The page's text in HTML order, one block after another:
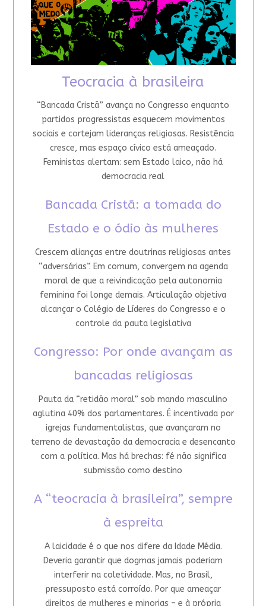
Teocracia à brasileira
“Bancada Cristã” avança no Congresso enquanto
partidos progressistas esquecem movimentos
sociais e cortejam lideranças religiosas. Resistência
cresce, mas espaço cívico está ameaçado.
Feministas alertam: sem Estado laico, não há
democracia real
Bancada Cristã: a tomada do
Estado e o ódio às mulheres
Crescem alianças entre doutrinas religiosas antes
“adversárias”. Em comum, convergem na agenda
moral de que a reivindicação pela autonomia
feminina foi longe demais. Articulação objetiva
alcançar o Colégio de Líderes do Congresso e o
controle da pauta legislativa
Congresso: Por onde avançam as
bancadas religiosas
Pauta da “retidão moral” sob mando masculino
aglutina 40% dos parlamentares. É incentivada por
igrejas fundamentalistas, que avançaram no
terreno de devastação da democracia e desencanto
com a política. Mas há brechas: fé não significa
submissão como destino
A “teocracia à brasileira”, sempre
à espreita
A laicidade é o que nos difere da Idade Média.
Deveria garantir que dogmas jamais poderiam
interferir na coletividade. Mas, no Brasil,
pressuposto está corroído. Por que ameaçar
direitos de mulheres e minorias – e à própria